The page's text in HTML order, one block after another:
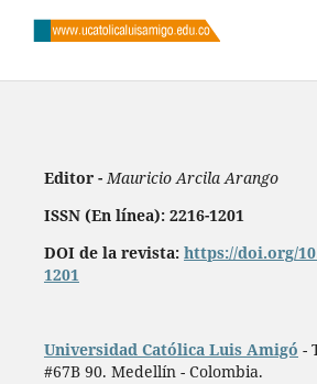
Editor -Mauricio Arcila Arango
ISSN (En línea): 2216-1201
DOI de la revista: https://doi.org/
1201
Universidad Católica Luis Amigó -
#67B 90. Medellín - Colombia.